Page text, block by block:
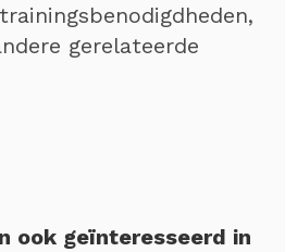
gerelateerde
ook geïnteresseerd in